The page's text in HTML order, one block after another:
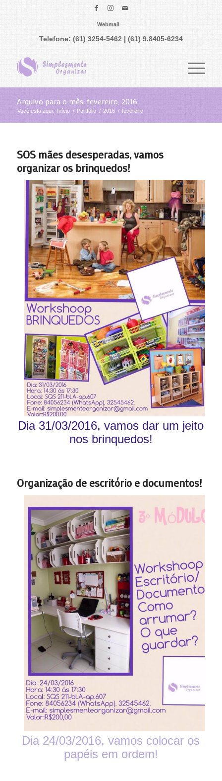
Webmail
Telefone: (61) 3254-5462 | (61) 9.8405-6234
Arquivo para o mês: fevereiro, 2016
Você está aqui: Início / Portfólio / 2016 / fevereiro
SOS mães desesperadas, vamos
organizar os brinquedos!
Dia 31/03/2016, vamos dar um jeito
nos brinquedos!
Organização de escritório e documentos!
Dia 24/03/2016, vamos colocar os
papéis em ordem!